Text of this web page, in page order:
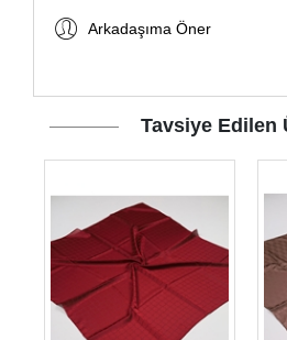
Arkadaşıma Öner
Tavsiye Edilen